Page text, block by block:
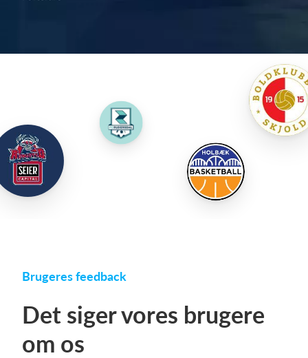
Brugeres feedback
Det siger vores brugere
om os